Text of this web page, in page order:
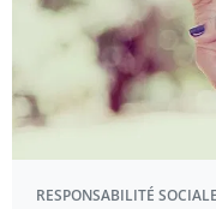
RESPONSABILITÉ